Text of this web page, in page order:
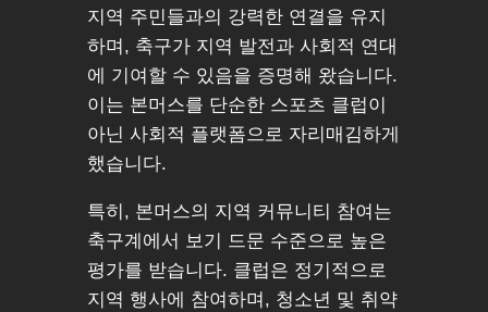
지역 주민들과의 강력한 연결을 유지
하며, 축구가 지역 발전과 사회적 연대
에 기여할 수 있음을 증명해 왔습니다.
이는 본머스를 단순한 스포츠 클럽이
아닌 사회적 플랫폼으로 자리매김하게
했습니다.
특히, 본머스의 지역 커뮤니티 참여는
축구계에서 보기 드문 수준으로 높은
평가를 받습니다. 클럽은 정기적으로
지역 행사에 참여하며, 청소년 및 취약